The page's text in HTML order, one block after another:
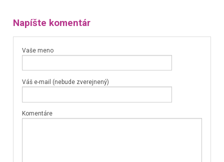
Napíšte komentár
Vaše meno
Váš e-mail (nebude zverejnený)
Komentáre